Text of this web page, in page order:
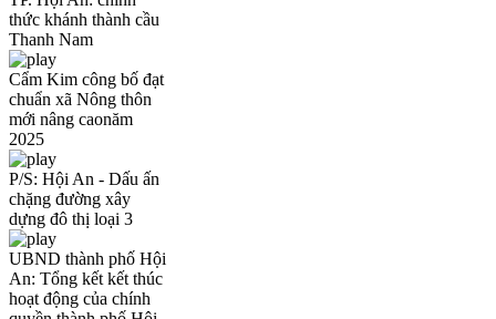
thức khánh thành cầu
Thanh Nam
Cẩm Kim công bố đạt
chuẩn xã Nông thôn
mới nâng caonăm
2025
P/S: Hội An - Dấu ấn
chặng đường xây
dựng đô thị loại 3
UBND thành phố Hội
An: Tổng kết kết thúc
hoạt động của chính